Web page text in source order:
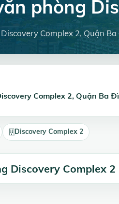
phòng
Complex 2, Quận
Complex 2, Quận Ba
Discovery Complex 2
Discovery Complex 2